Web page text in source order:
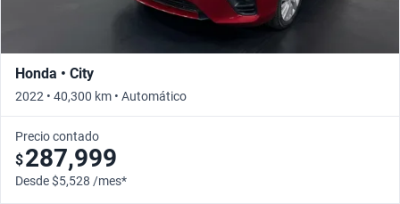
Honda • City
2022 • 40,300 km • Automático
Precio contado
$287,999
Desde $5,528 /mes*